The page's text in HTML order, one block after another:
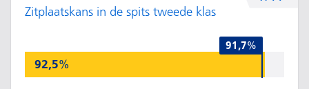
Zitplaatskans in de spits tweede klas
92,5%
91,7%